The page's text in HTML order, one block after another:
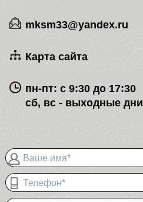
mksm33@yandex.ru
Карта сайта
пн-пт: с 9:30 до 17:30
сб, вс - выходные дни
Ваше имя*
Телефон*